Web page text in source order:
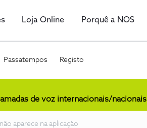
Loja Online Porquê a NOS
Passatempos Registo
de voz internacionais/nacionais
aparece na aplicação